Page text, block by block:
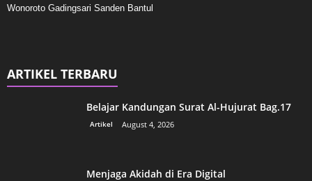
Wonoroto Gadingsari Sanden Bantul
ARTIKEL TERBARU
Belajar Kandungan Surat Al-Hujurat Bag.17
Artikel August 4, 2026
Menjaga Akidah di Era Digital